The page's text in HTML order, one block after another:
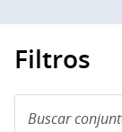
Filtros
conjuntos